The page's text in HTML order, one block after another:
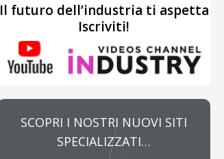
Il futuro dell’industria ti aspetta
Iscriviti!
SCOPRI I NOSTRI NUOVI SITI
SPECIALIZZATI…